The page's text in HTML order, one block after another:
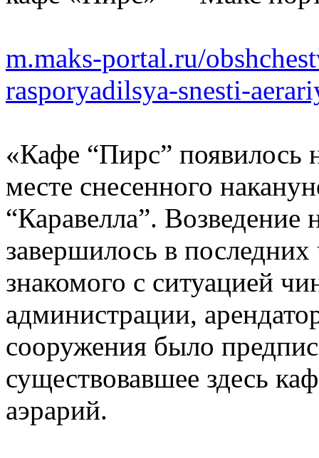
m.maks-portal.ru/
rasporyadilsya-snesti-
«Кафе “Пирс” появилось
месте снесенного
“Каравелла”. Возведение
завершилось в
знакомого с ситуацией
администрации,
сооружения было
существовавшее здесь
аэрарий.